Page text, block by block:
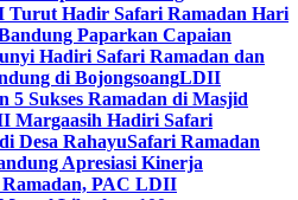
Turut Hadir Safari Ramadan Hari
Paparkan Capaian
Hadiri Safari Ramadan dan
di BojongsoangLDII
5 Sukses Ramadan di Masjid
Margaasih Hadiri Safari
Desa RahayuSafari Ramadan
Apresiasi Kinerja
PAC LDII